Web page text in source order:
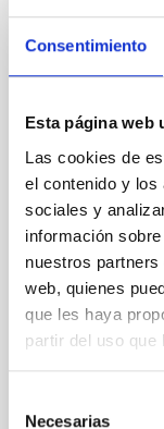
Consentimiento
Esta página web
Las cookies de
el contenido y los
sociales y
información
nuestros
web, quienes
que les haya
partir del uso
Necesarias
Una
negros
de rayos X
líneas de
acreción.
de corto
también
fuente de
comparamos
y la anchura
agujeros